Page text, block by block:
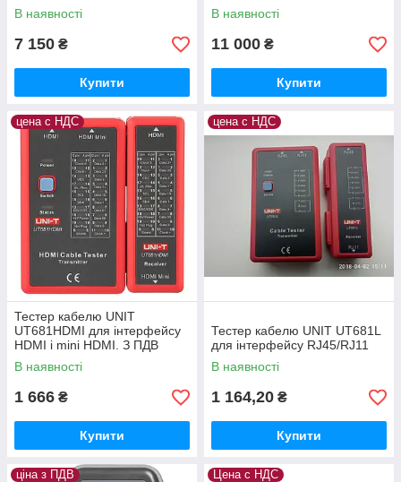
В наявності
7 150 ₴
Купити
В наявності
11 000 ₴
Купити
цена с НДС
Тестер кабелю UNIT
UT681HDMI для інтерфейсу
HDMI і mini HDMI. З ПДВ
+20%
В наявності
1 666 ₴
Купити
цена с НДС
Тестер кабелю UNIT UT681L
для інтерфейсу RJ45/RJ11
В наявності
1 164,20 ₴
Купити
ціна з ПДВ Цена с НДС